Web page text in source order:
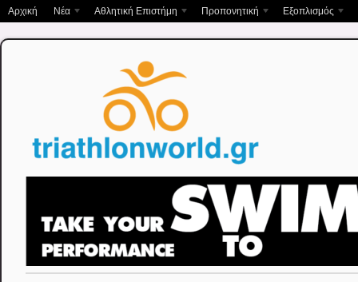
Αρχική Νέα Αθλητική Επιστήμη Προπονητική Εξοπλισμός